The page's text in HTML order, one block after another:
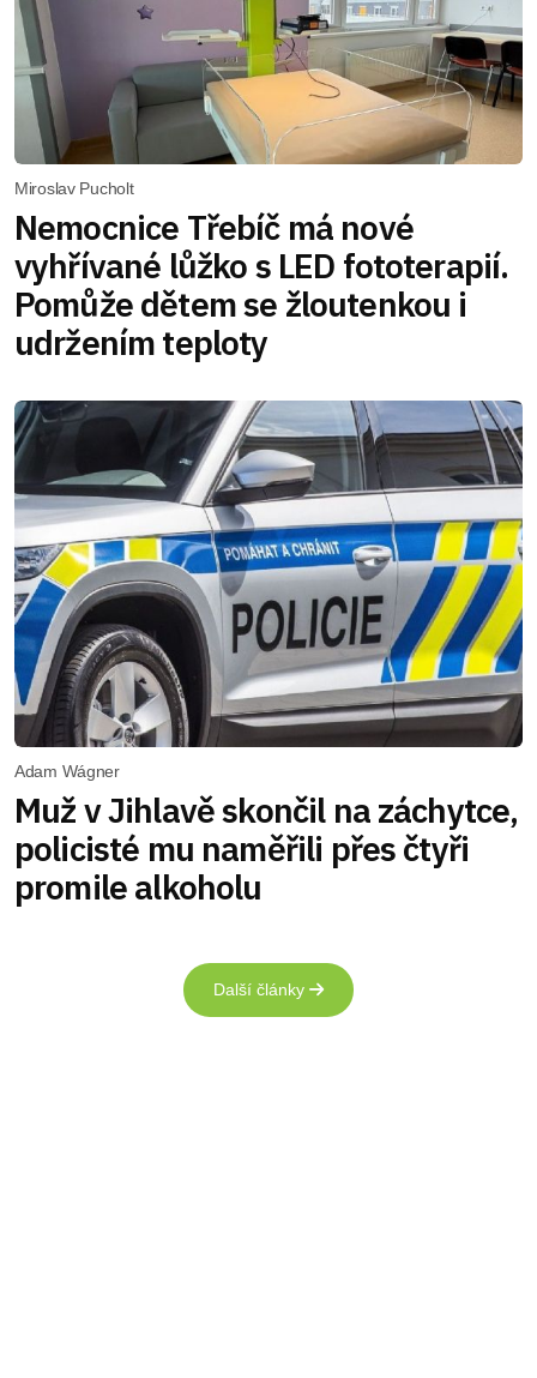
Miroslav Pucholt
Nemocnice Třebíč má nové
vyhřívané lůžko s LED fototerapií.
Pomůže dětem se žloutenkou i
udržením teploty
Adam Wágner
Muž v Jihlavě skončil na záchytce,
policisté mu naměřili přes čtyři
promile alkoholu
Další články